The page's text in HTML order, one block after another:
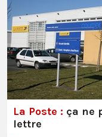
La Poste : ça ne
lettre